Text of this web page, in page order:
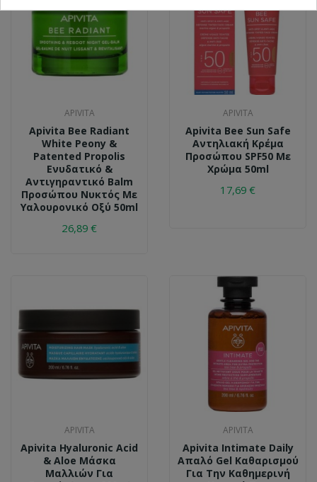
APIVITA
Apivita Bee Radiant
White Peony &
Patented Propolis
Ενυδατικό &
Αντιγηραντικό Balm
Προσώπου Νυκτός Με
Υαλουρονικό Οξύ 50ml
26,89 €
APIVITA
Apivita Bee Sun Safe
Αντηλιακή Κρέμα
Προσώπου SPF50 Με
Χρώμα 50ml
17,69 €
APIVITA
Apivita Hyaluronic Acid
& Aloe Μάσκα
Μαλλιών Για
APIVITA
Apivita Intimate Daily
Απαλό Gel Καθαρισμού
Για Την Καθημερινή